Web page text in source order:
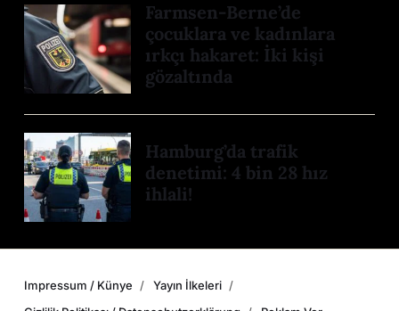
Farmsen-Berne’de
çocuklara ve kadınlara
ırkçı hakaret: İki kişi
gözaltında
Hamburg’da trafik
denetimi: 4 bin 28 hız
ihlali!
Impressum / Künye
Yayın İlkeleri